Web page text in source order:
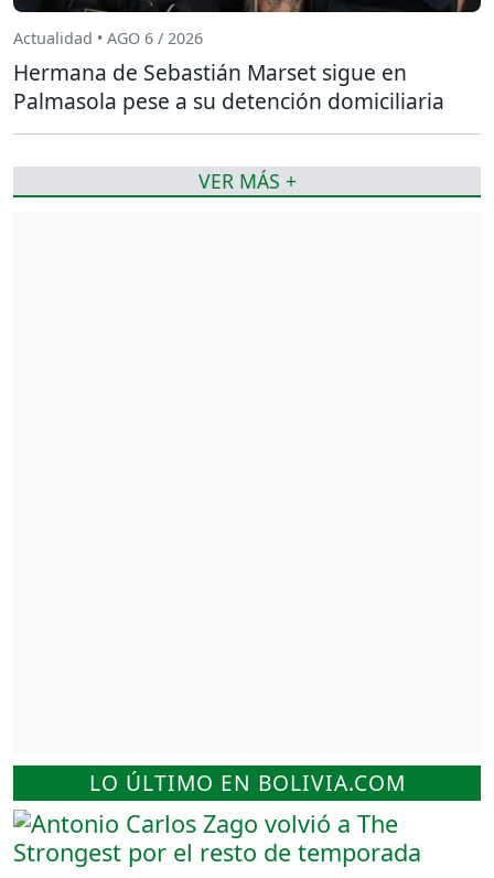
LO ÚLTIMO EN BOLIVIA.COM
Actualidad • AGO 6 / 2026
Hermana de Sebastián Marset sigue en
Palmasola pese a su detención domiciliaria
VER MÁS +